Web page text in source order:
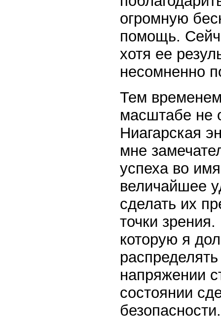
огромную
помощь.
хотя ее
несомненно
Тем
масштабе не
Ниагарская
мне
успеха во
величайшее
сделать их
точки
которую я
напряжении
состоянии
безопасности.